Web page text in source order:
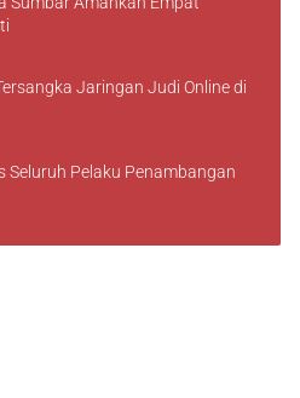
Jaringan Judi Online di
Seluruh Pelaku Penambangan